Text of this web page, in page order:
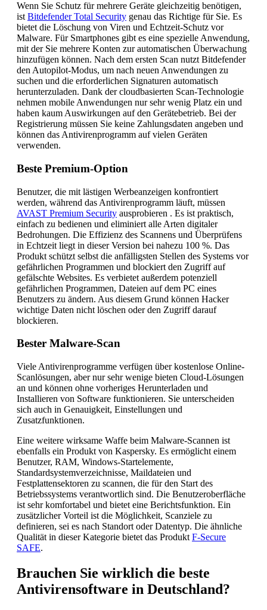
Wenn Sie Schutz für mehrere Geräte gleichzeitig benötigen,
ist Bitdefender Total Security genau das Richtige für Sie. Es
bietet die Löschung von Viren und Echtzeit-Schutz vor
Malware. Für Smartphones gibt es eine spezielle Anwendung,
mit der Sie mehrere Konten zur automatischen Überwachung
hinzufügen können. Nach dem ersten Scan nutzt Bitdefender
den Autopilot-Modus, um nach neuen Anwendungen zu
suchen und die erforderlichen Signaturen automatisch
herunterzuladen. Dank der cloudbasierten Scan-Technologie
nehmen mobile Anwendungen nur sehr wenig Platz ein und
haben kaum Auswirkungen auf den Gerätebetrieb. Bei der
Registrierung müssen Sie keine Zahlungsdaten angeben und
können das Antivirenprogramm auf vielen Geräten
verwenden.
Beste Premium-Option
Benutzer, die mit lästigen Werbeanzeigen konfrontiert
werden, während das Antivirenprogramm läuft, müssen
AVAST Premium Security ausprobieren . Es ist praktisch,
einfach zu bedienen und eliminiert alle Arten digitaler
Bedrohungen. Die Effizienz des Scannens und Überprüfens
in Echtzeit liegt in dieser Version bei nahezu 100 %. Das
Produkt schützt selbst die anfälligsten Stellen des Systems vor
gefährlichen Programmen und blockiert den Zugriff auf
gefälschte Websites. Es verbietet außerdem potenziell
gefährlichen Programmen, Dateien auf dem PC eines
Benutzers zu ändern. Aus diesem Grund können Hacker
wichtige Daten nicht löschen oder den Zugriff darauf
blockieren.
Bester Malware-Scan
Viele Antivirenprogramme verfügen über kostenlose Online-
Scanlösungen, aber nur sehr wenige bieten Cloud-Lösungen
an und können ohne vorheriges Herunterladen und
Installieren von Software funktionieren. Sie unterscheiden
sich auch in Genauigkeit, Einstellungen und
Zusatzfunktionen.
Eine weitere wirksame Waffe beim Malware-Scannen ist
ebenfalls ein Produkt von Kaspersky. Es ermöglicht einem
Benutzer, RAM, Windows-Startelemente,
Standardsystemverzeichnisse, Maildateien und
Festplattensektoren zu scannen, die für den Start des
Betriebssystems verantwortlich sind. Die Benutzeroberfläche
ist sehr komfortabel und bietet eine Berichtsfunktion. Ein
zusätzlicher Vorteil ist die Möglichkeit, Scanziele zu
definieren, sei es nach Standort oder Datentyp. Die ähnliche
Qualität in dieser Kategorie bietet das Produkt F-Secure
SAFE.
Brauchen Sie wirklich die beste
Antivirensoftware in Deutschland?